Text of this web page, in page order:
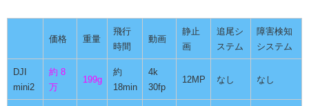
価格 重量
飛行
時間
動画
静止
画
追尾シ
ステム
障害検知
システム
DJI
mini2
約 8
万
199g
約
18min
4k
30fp
12MP なし なし